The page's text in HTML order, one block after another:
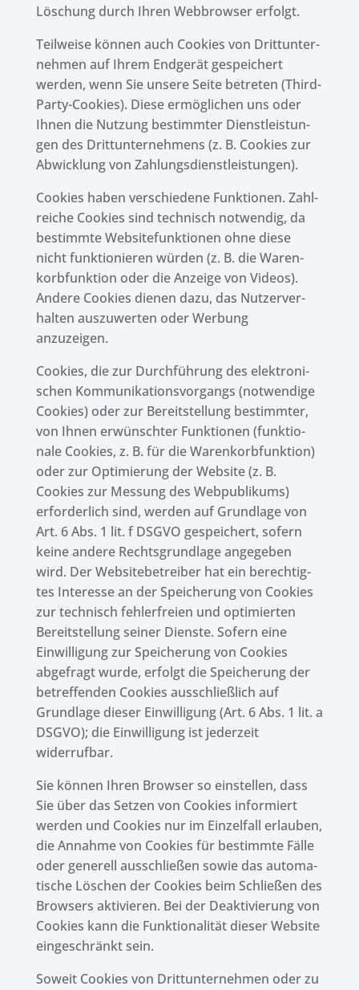
Löschung durch Ihren Webbrow­ser erfolgt.
Teil­weise können auch Cookies von Dritt­un­ter­
neh­men auf Ihrem Endge­rät gespei­chert
werden, wenn Sie unsere Seite betre­ten (Third-
Party-Cookies). Diese ermög­li­chen uns oder
Ihnen die Nutzung bestimm­ter Dienst­leis­tun­
gen des Dritt­un­ter­neh­mens (z. B. Cookies zur
Abwick­lung von Zahlungsdienstleistungen).
Cookies haben verschie­dene Funk­tio­nen. Zahl­
rei­che Cookies sind tech­nisch notwen­dig, da
bestimmte Website­funk­tio­nen ohne diese
nicht funk­tio­nie­ren würden (z. B. die Waren­
korb­funk­tion oder die Anzeige von Videos).
Andere Cookies dienen dazu, das Nutzer­ver­
hal­ten auszu­wer­ten oder Werbung
anzuzeigen.
Cookies, die zur Durch­füh­rung des elek­tro­ni­
schen Kommu­ni­ka­ti­ons­vor­gangs (notwen­dige
Cookies) oder zur Bereit­stel­lung bestimm­ter,
von Ihnen erwünsch­ter Funk­tio­nen (funk­tio­
nale Cookies, z. B. für die Waren­korb­funk­tion)
oder zur Opti­mie­rung der Website (z. B.
Cookies zur Messung des Webpu­bli­kums)
erfor­der­lich sind, werden auf Grund­lage von
Art. 6 Abs. 1 lit. f DSGVO gespei­chert, sofern
keine andere Rechts­grund­lage ange­ge­ben
wird. Der Website­be­trei­ber hat ein berech­tig­
tes Inter­esse an der Spei­che­rung von Cookies
zur tech­nisch fehler­freien und opti­mier­ten
Bereit­stel­lung seiner Dienste. Sofern eine
Einwil­li­gung zur Spei­che­rung von Cookies
abge­fragt wurde, erfolgt die Spei­che­rung der
betref­fen­den Cookies ausschließ­lich auf
Grund­lage dieser Einwil­li­gung (Art. 6 Abs. 1 lit. a
DSGVO); die Einwil­li­gung ist jeder­zeit
widerrufbar.
Sie können Ihren Brow­ser so einstel­len, dass
Sie über das Setzen von Cookies infor­miert
werden und Cookies nur im Einzel­fall erlau­ben,
die Annahme von Cookies für bestimmte Fälle
oder gene­rell ausschlie­ßen sowie das auto­ma­
ti­sche Löschen der Cookies beim Schlie­ßen des
Brow­sers akti­vie­ren. Bei der Deak­ti­vie­rung von
Cookies kann die Funk­tio­na­li­tät dieser Website
einge­schränkt sein.
Soweit Cookies von Dritt­un­ter­neh­men oder zu